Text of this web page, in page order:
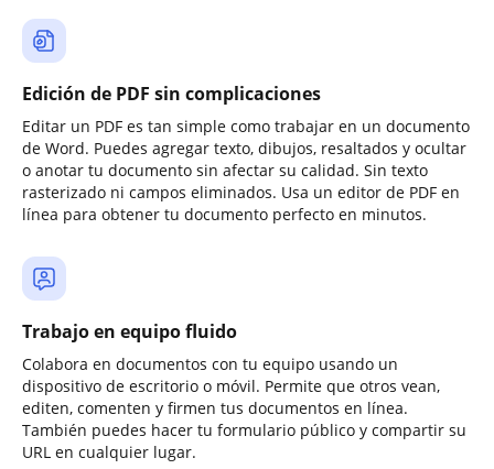
Edición de PDF sin complicaciones
Editar un PDF es tan simple como trabajar en un documento
de Word. Puedes agregar texto, dibujos, resaltados y ocultar
o anotar tu documento sin afectar su calidad. Sin texto
rasterizado ni campos eliminados. Usa un editor de PDF en
línea para obtener tu documento perfecto en minutos.
Trabajo en equipo fluido
Colabora en documentos con tu equipo usando un
dispositivo de escritorio o móvil. Permite que otros vean,
editen, comenten y firmen tus documentos en línea.
También puedes hacer tu formulario público y compartir su
URL en cualquier lugar.